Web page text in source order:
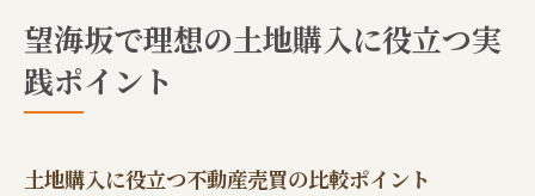
望海坂で理想の土地購入に役立つ実
践ポイント
土地購入に役立つ不動産売買の比較ポイント